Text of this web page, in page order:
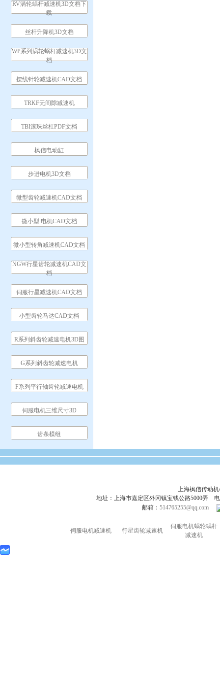
RV涡轮蜗杆减速机3D文档下
载
丝杆升降机3D文档
WP系列涡轮蜗杆减速机3D文
档
摆线针轮减速机CAD文档
TRKF无间隙减速机
TBI滚珠丝杠PDF文档
枫信电动缸
步进电机3D文档
微型齿轮减速机CAD文档
微小型 电机CAD文档
微小型转角减速机CAD文档
NGW行星齿轮减速机CAD文
档
伺服行星减速机CAD文档
小型齿轮马达CAD文档
R系列斜齿轮减速电机3D图
G系列斜齿轮减速电机
F系列平行轴齿轮减速电机
伺服电机三维尺寸3D
齿条模组
上海枫信传动
地址：上海市嘉定区外冈镇宝钱公路5000弄 电
邮箱：514765255@qq.com
伺服电机减速机 行星齿轮减速机
伺服电机蜗轮蜗杆
减速机